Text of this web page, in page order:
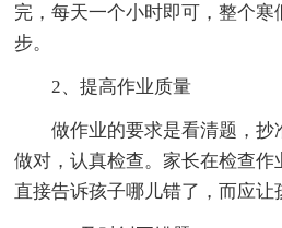
完，每天一个小时即可，整个
步。
2、提高作业质量
做作业的要求是看清题，抄
做对，认真检查。家长在检查
直接告诉孩子哪儿错了，而应让